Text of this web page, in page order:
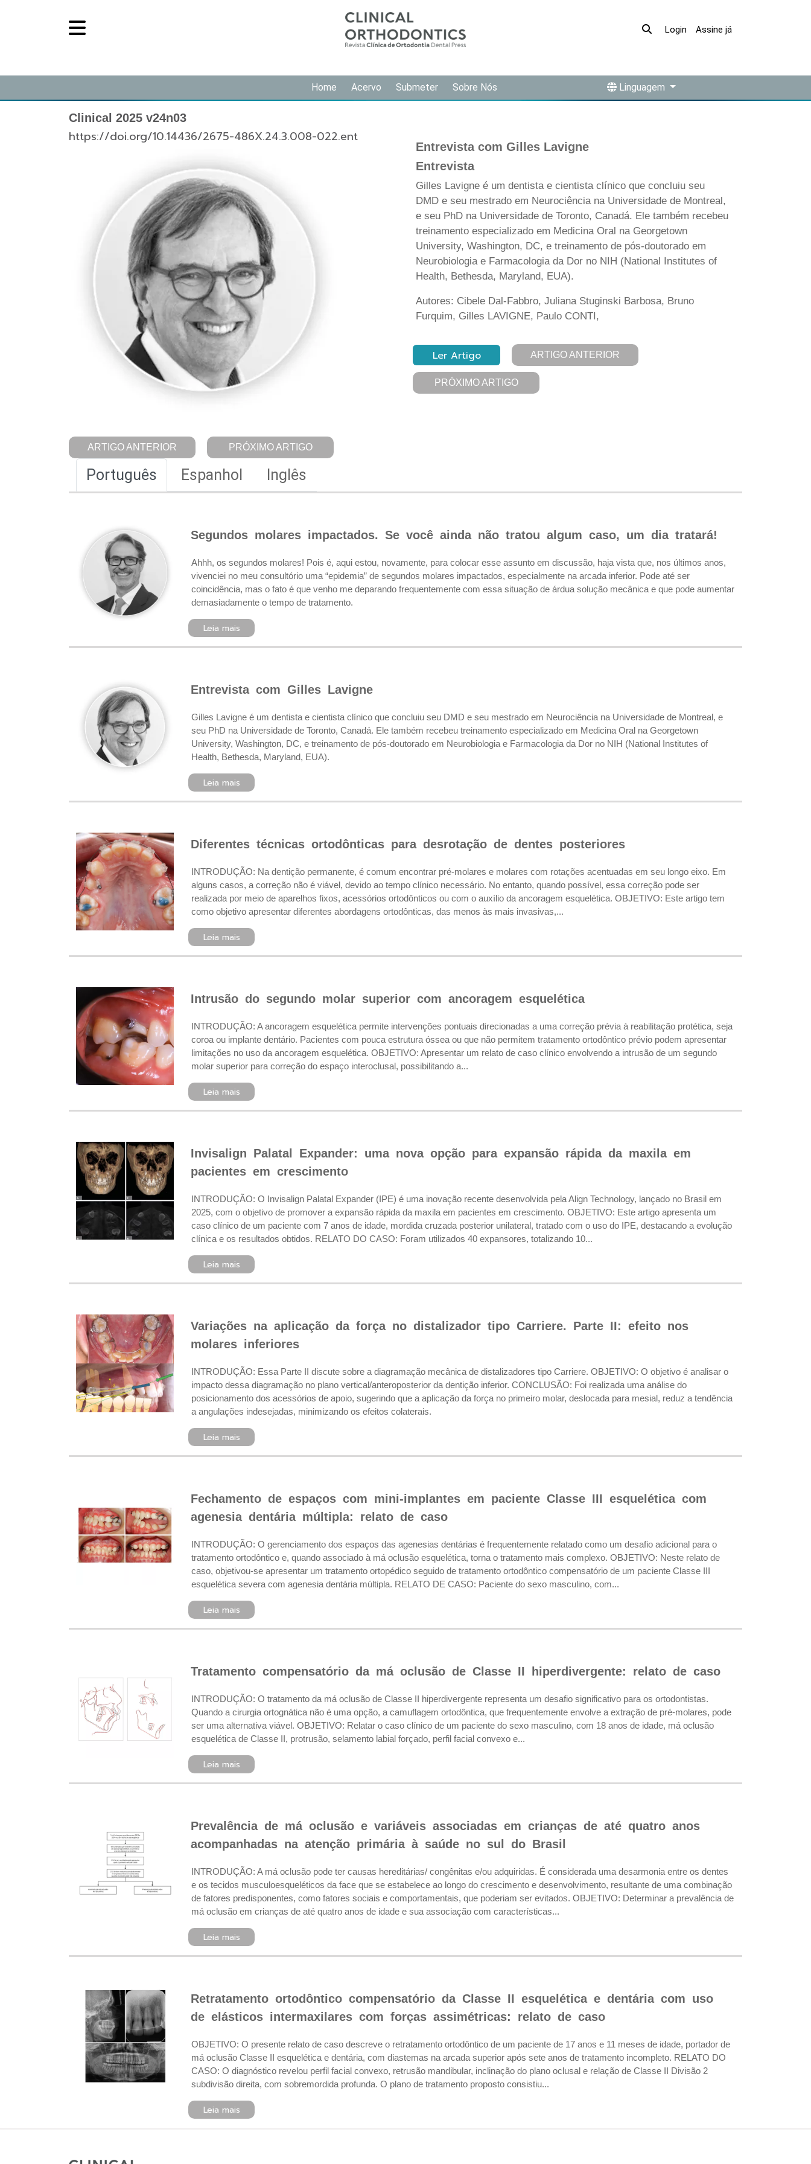
Login Assine já
Home Acervo Submeter Sobre Nós Linguagem
Clinical 2025 v24n03
https://doi.org/10.14436/2675-486X.24.3.008-022.ent
ARTIGO ANTERIOR PRÓXIMO ARTIGO
Entrevista com Gilles Lavigne
Entrevista
Gilles Lavigne é um dentista e cientista clínico que concluiu seu
DMD e seu mestrado em Neurociência na Universidade de Montreal,
e seu PhD na Universidade de Toronto, Canadá. Ele também recebeu
treinamento especializado em Medicina Oral na Georgetown
University, Washington, DC, e treinamento de pós-doutorado em
Neurobiologia e Farmacologia da Dor no NIH (National Institutes of
Health, Bethesda, Maryland, EUA).
Autores: Cibele Dal-Fabbro, Juliana Stuginski Barbosa, Bruno
Furquim, Gilles LAVIGNE, Paulo CONTI,
Ler Artigo ARTIGO ANTERIOR
PRÓXIMO ARTIGO
Português Espanhol Inglês
Segundos molares impactados. Se você ainda não tratou algum caso, um dia tratará!
Ahhh, os segundos molares! Pois é, aqui estou, novamente, para colocar esse assunto em discussão, haja vista que, nos últimos anos,
vivenciei no meu consultório uma “epidemia” de segundos molares impactados, especialmente na arcada inferior. Pode até ser
coincidência, mas o fato é que venho me deparando frequentemente com essa situação de árdua solução mecânica e que pode aumentar
demasiadamente o tempo de tratamento.
Leia mais
Entrevista com Gilles Lavigne
Gilles Lavigne é um dentista e cientista clínico que concluiu seu DMD e seu mestrado em Neurociência na Universidade de Montreal, e
seu PhD na Universidade de Toronto, Canadá. Ele também recebeu treinamento especializado em Medicina Oral na Georgetown
University, Washington, DC, e treinamento de pós-doutorado em Neurobiologia e Farmacologia da Dor no NIH (National Institutes of
Health, Bethesda, Maryland, EUA).
Leia mais
Diferentes técnicas ortodônticas para desrotação de dentes posteriores
INTRODUÇÃO: Na dentição permanente, é comum encontrar pré-molares e molares com rotações acentuadas em seu longo eixo. Em
alguns casos, a correção não é viável, devido ao tempo clínico necessário. No entanto, quando possível, essa correção pode ser
realizada por meio de aparelhos fixos, acessórios ortodônticos ou com o auxílio da ancoragem esquelética. OBJETIVO: Este artigo tem
como objetivo apresentar diferentes abordagens ortodônticas, das menos às mais invasivas,...
Leia mais
Intrusão do segundo molar superior com ancoragem esquelética
INTRODUÇÃO: A ancoragem esquelética permite intervenções pontuais direcionadas a uma correção prévia à reabilitação protética, seja
coroa ou implante dentário. Pacientes com pouca estrutura óssea ou que não permitem tratamento ortodôntico prévio podem apresentar
limitações no uso da ancoragem esquelética. OBJETIVO: Apresentar um relato de caso clínico envolvendo a intrusão de um segundo
molar superior para correção do espaço interoclusal, possibilitando a...
Leia mais
Invisalign Palatal Expander: uma nova opção para expansão rápida da maxila em
pacientes em crescimento
INTRODUÇÃO: O Invisalign Palatal Expander (IPE) é uma inovação recente desenvolvida pela Align Technology, lançado no Brasil em
2025, com o objetivo de promover a expansão rápida da maxila em pacientes em crescimento. OBJETIVO: Este artigo apresenta um
caso clínico de um paciente com 7 anos de idade, mordida cruzada posterior unilateral, tratado com o uso do IPE, destacando a evolução
clínica e os resultados obtidos. RELATO DO CASO: Foram utilizados 40 expansores, totalizando 10...
Leia mais
Variações na aplicação da força no distalizador tipo Carriere. Parte II: efeito nos
molares inferiores
INTRODUÇÃO: Essa Parte II discute sobre a diagramação mecânica de distalizadores tipo Carriere. OBJETIVO: O objetivo é analisar o
impacto dessa diagramação no plano vertical/anteroposterior da dentição inferior. CONCLUSÃO: Foi realizada uma análise do
posicionamento dos acessórios de apoio, sugerindo que a aplicação da força no primeiro molar, deslocada para mesial, reduz a tendência
a angulações indesejadas, minimizando os efeitos colaterais.
Leia mais
Fechamento de espaços com mini-implantes em paciente Classe III esquelética com
agenesia dentária múltipla: relato de caso
INTRODUÇÃO: O gerenciamento dos espaços das agenesias dentárias é frequentemente relatado como um desafio adicional para o
tratamento ortodôntico e, quando associado à má oclusão esquelética, torna o tratamento mais complexo. OBJETIVO: Neste relato de
caso, objetivou-se apresentar um tratamento ortopédico seguido de tratamento ortodôntico compensatório de um paciente Classe III
esquelética severa com agenesia dentária múltipla. RELATO DE CASO: Paciente do sexo masculino, com...
Leia mais
Tratamento compensatório da má oclusão de Classe II hiperdivergente: relato de caso
INTRODUÇÃO: O tratamento da má oclusão de Classe II hiperdivergente representa um desafio significativo para os ortodontistas.
Quando a cirurgia ortognática não é uma opção, a camuflagem ortodôntica, que frequentemente envolve a extração de pré-molares, pode
ser uma alternativa viável. OBJETIVO: Relatar o caso clínico de um paciente do sexo masculino, com 18 anos de idade, má oclusão
esquelética de Classe II, protrusão, selamento labial forçado, perfil facial convexo e...
Leia mais
Prevalência de má oclusão e variáveis associadas em crianças de até quatro anos
acompanhadas na atenção primária à saúde no sul do Brasil
INTRODUÇÃO: A má oclusão pode ter causas hereditárias/ congênitas e/ou adquiridas. É considerada uma desarmonia entre os dentes
e os tecidos musculoesqueléticos da face que se estabelece ao longo do crescimento e desenvolvimento, resultante de uma combinação
de fatores predisponentes, como fatores sociais e comportamentais, que poderiam ser evitados. OBJETIVO: Determinar a prevalência de
má oclusão em crianças de até quatro anos de idade e sua associação com características...
Leia mais
Retratamento ortodôntico compensatório da Classe II esquelética e dentária com uso
de elásticos intermaxilares com forças assimétricas: relato de caso
OBJETIVO: O presente relato de caso descreve o retratamento ortodôntico de um paciente de 17 anos e 11 meses de idade, portador de
má oclusão Classe II esquelética e dentária, com diastemas na arcada superior após sete anos de tratamento incompleto. RELATO DO
CASO: O diagnóstico revelou perfil facial convexo, retrusão mandibular, inclinação do plano oclusal e relação de Classe II Divisão 2
subdivisão direita, com sobremordida profunda. O plano de tratamento proposto consistiu...
Leia mais